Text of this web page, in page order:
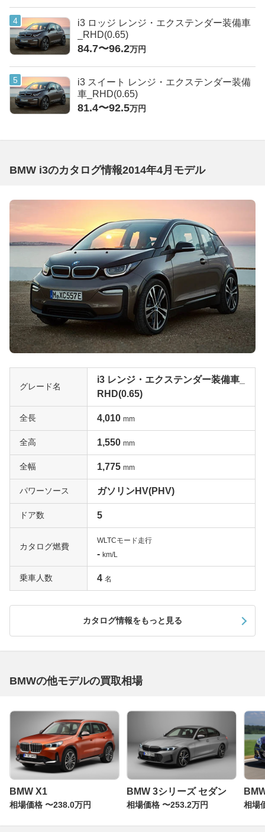
i3 ロッジ レンジ・エクステンダー装備車
_RHD(0.65)
84.7〜96.2万円
i3 スイート レンジ・エクステンダー装備
車_RHD(0.65)
81.4〜92.5万円
BMW i3のカタログ情報2014年4月モデル
グレード名
i3 レンジ・エクステンダー装備車_
RHD(0.65)
全長 4,010 mm
全高 1,550 mm
全幅 1,775 mm
パワーソース ガソリンHV(PHV)
ドア数 5
カタログ燃費
WLTCモード走行
- km/L
乗車人数 4 名
カタログ情報をもっと見る
BMWの他モデルの買取相場
BMW X1
相場価格 〜238.0万円
BMW 3シリーズ セダン
相場価格 〜253.2万円 相場